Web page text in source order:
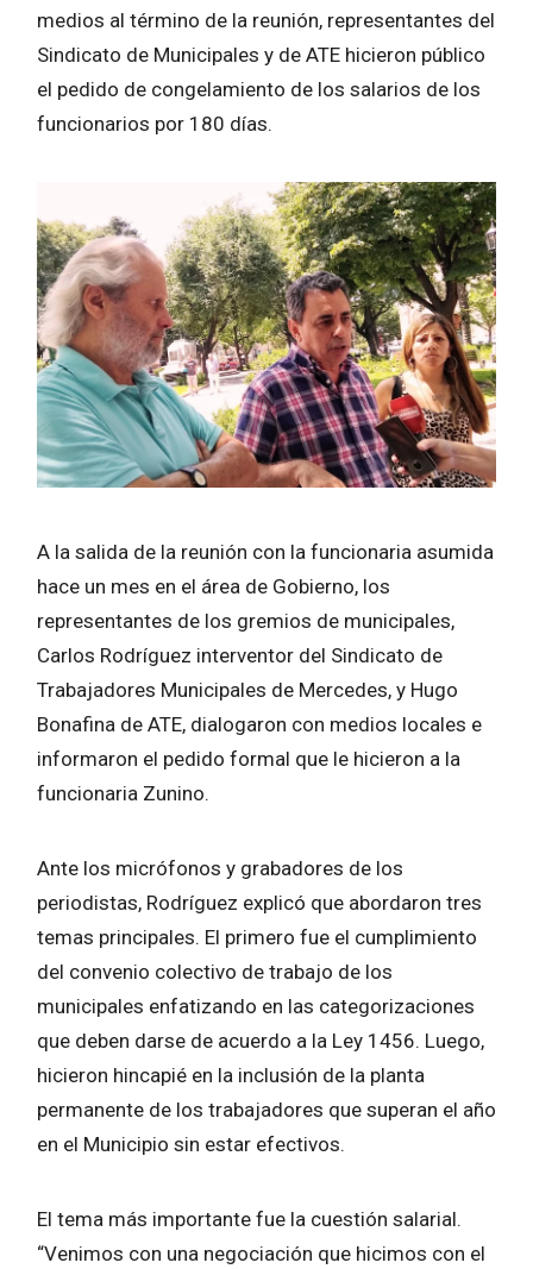
medios al término de la reunión, representantes del
Sindicato de Municipales y de ATE hicieron público
el pedido de congelamiento de los salarios de los
funcionarios por 180 días.
A la salida de la reunión con la funcionaria asumida
hace un mes en el área de Gobierno, los
representantes de los gremios de municipales,
Carlos Rodríguez interventor del Sindicato de
Trabajadores Municipales de Mercedes, y Hugo
Bonafina de ATE, dialogaron con medios locales e
informaron el pedido formal que le hicieron a la
funcionaria Zunino.
Ante los micrófonos y grabadores de los
periodistas, Rodríguez explicó que abordaron tres
temas principales. El primero fue el cumplimiento
del convenio colectivo de trabajo de los
municipales enfatizando en las categorizaciones
que deben darse de acuerdo a la Ley 1456. Luego,
hicieron hincapié en la inclusión de la planta
permanente de los trabajadores que superan el año
en el Municipio sin estar efectivos.
El tema más importante fue la cuestión salarial.
“Venimos con una negociación que hicimos con el